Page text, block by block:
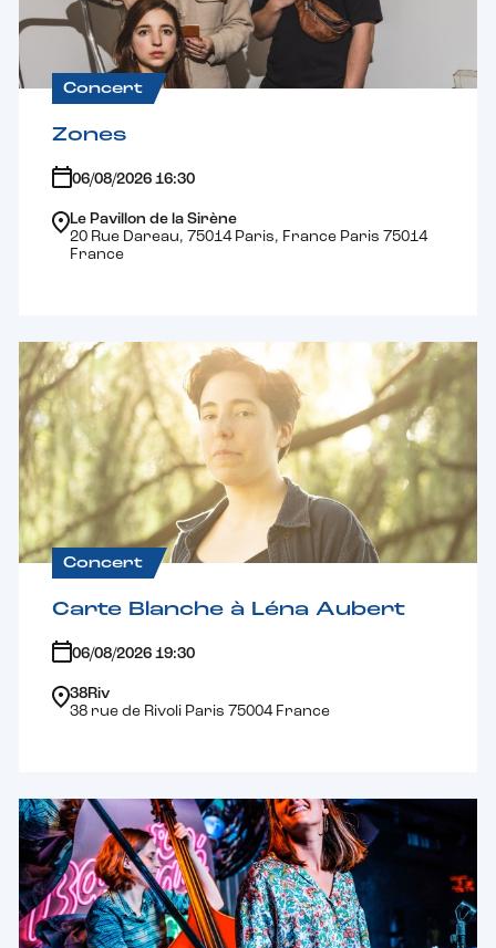
Concert
Zones
06/08/2026 16:30
Le Pavillon de la Sirène
20 Rue Dareau, 75014 Paris, France Paris 75014
France
Concert
Carte Blanche à Léna Aubert
06/08/2026 19:30
38Riv
38 rue de Rivoli Paris 75004 France